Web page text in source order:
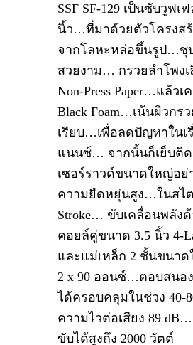
SSF SF-129 เป็นซับวูฟเ
นิ้ว…ที่มาด้วยตัวโครงส
จากโลหะหล่อขึ้นรูป…ชุ
สวยงาม… กรวยลำโพง
Non-Press Paper…แล้ว
Black Foam…เน้นผิวกร
เรียบ…เพื่อลดปัญหาในเ
แนนซ์… จากนั้นก็เย็บติด
เซอร์ราวด์ขนาดใหญ่อย่
ความยืดหยุ่นสูง…ในสไต
Stroke… ขับเคลื่อนพลัง
คอยล์คู่ขนาด 3.5 นิ้ว 4-
และแม่เหล็ก 2 ชั้นขนา
2 x 90 ออนซ์…ตอบสนอ
ได้ครอบคลุมในช่วง 40-
ความไวต่อเสียง 89
ขับได้สูงถึง 2000 วัตต์